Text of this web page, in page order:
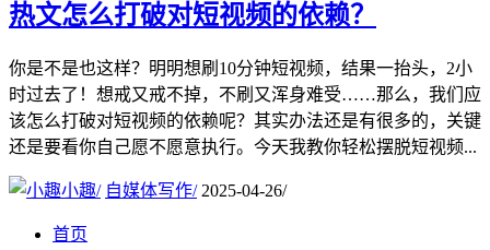
热文怎么打破对短视频的依赖？‌
你是不是也这样？明明想刷10分钟短视频，结果一抬头，2小
时过去了！想戒又戒不掉，不刷又浑身难受……那么，我们应
该怎么打破对短视频的依赖呢？其实办法还是有很多的，关键
还是要看你自己愿不愿意执行。今天我教你轻松摆脱短视频...
小趣/ 自媒体写作/ 2025-04-26/
首页